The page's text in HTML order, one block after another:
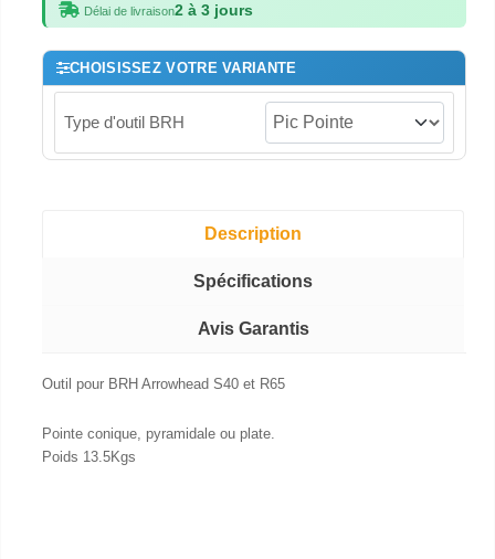
Délai de livraison2 à 3 jours
CHOISISSEZ VOTRE VARIANTE
Type d'outil BRH
Description
Spécifications
Avis Garantis
Outil pour BRH Arrowhead S40 et R65
Pointe conique, pyramidale ou plate.
Poids 13.5Kgs